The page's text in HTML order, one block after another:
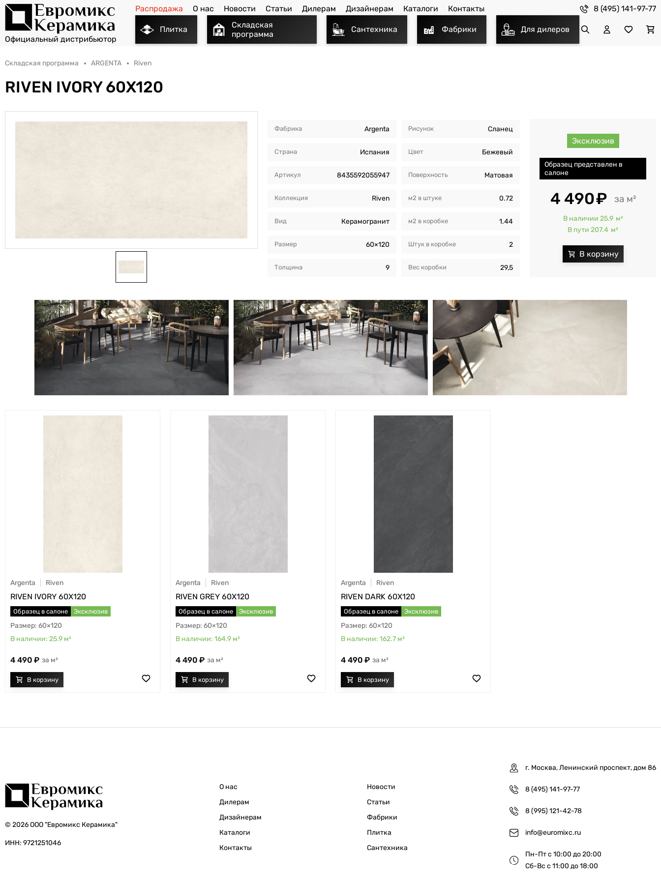
Распродажа О нас Новости Статьи Дилерам Дизайнерам Каталоги Контакты 8 (495) 141-97-77
Плитка
Складская
программа
Сантехника Фабрики Для дилеров
Складская программа ARGENTA Riven
RIVEN IVORY 60X120
Фабрика Argenta
Страна Испания
Артикул 8435592055947
Коллекция Riven
Вид Керамогранит
Размер 60×120
Толщина 9
Рисунок Сланец
Цвет Бежевый
Поверхность Матовая
м2 в штуке 0.72
м2 в коробкe 1.44
Штук в коробкe 2
Вес коробки 29,5
Эксклюзив
Образец представлен в
салоне
4 490 м²
В наличии 25.9 м²
В пути 207.4 м²
Argenta Riven
RIVEN IVORY 60X120
Образец в салоне Эксклюзив
60×120
25.9 м²
4 490 м²
Argenta Riven
RIVEN GREY 60X120
Образец в салоне Эксклюзив
60×120
164.9 м²
4 490 м²
Argenta Riven
RIVEN DARK 60X120
Образец в салоне Эксклюзив
60×120
162.7 м²
4 490 м²
© 2026 ООО "Евромикс Керамика"
ИНН: 9721251046
О нас
Дилерам
Дизайнерам
Каталоги
Контакты
Новости
Статьи
Фабрики
Плитка
Сантехника
г. Москва, Ленинский проспект, дом 86
8 (495) 141-97-77
8 (995) 121-42-78
info@euromixc.ru
Пн-Пт с 10:00 до 20:00
Сб-Вс с 11:00 до 18:00